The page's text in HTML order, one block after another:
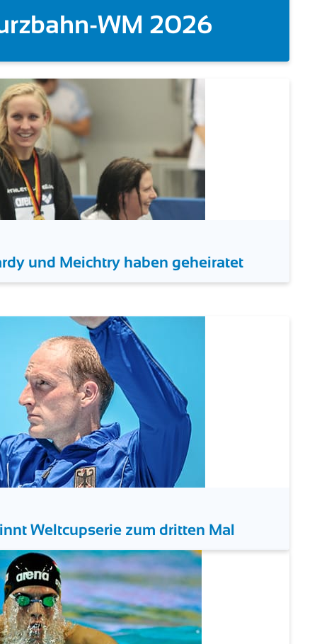
bei EM-Debüt
und Meichtry haben geheiratet
Weltcupserie zum dritten Mal